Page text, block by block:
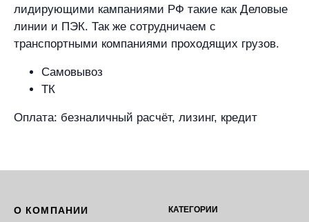
лидирующими кампаниями РФ такие как Деловые
линии и ПЭК. Так же сотрудничаем с
транспортными компаниями проходящих грузов.
Самовывоз
ТК
Оплата: безналичный расчёт, лизинг, кредит
О КОМПАНИИ КАТЕГОРИИ